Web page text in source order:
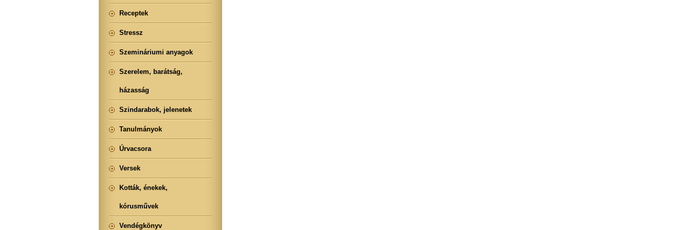
Receptek
Stressz
Szemináriumi anyagok
Szerelem, barátság,
házasság
Szindarabok, jelenetek
Tanulmányok
Úrvacsora
Versek
Kották, énekek,
kórusművek
Vendégkönyv